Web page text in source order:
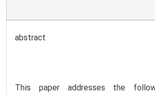
abstract
This paper addresses the